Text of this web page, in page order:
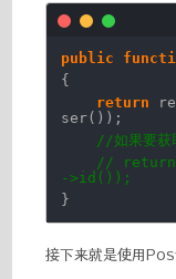
public
{
return
ser());
//如果要获
// return
->id());
}
接下来就是使用